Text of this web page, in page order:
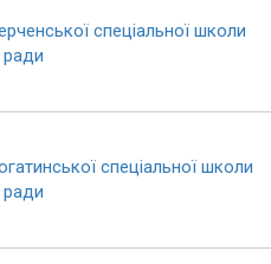
спеціальної школи
ради
спеціальної школи
ради